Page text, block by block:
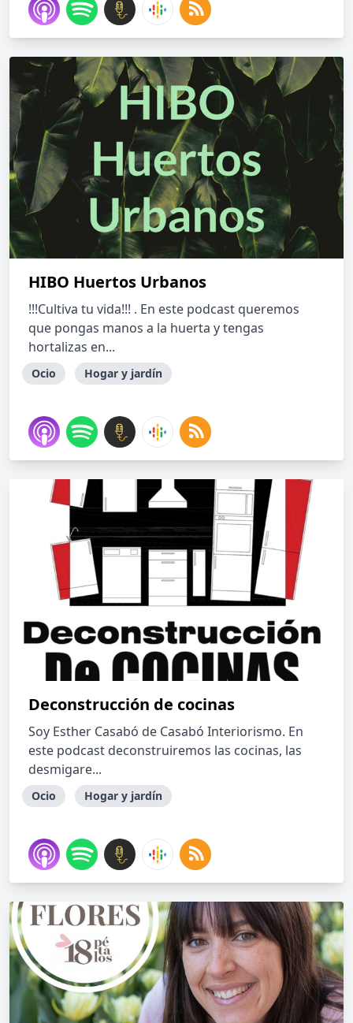
HIBO Huertos Urbanos
!!!Cultiva tu vida!!! . En este podcast queremos
que pongas manos a la huerta y tengas
hortalizas en...
Ocio Hogar y jardín
Deconstrucción de cocinas
Soy Esther Casabó de Casabó Interiorismo. En
este podcast deconstruiremos las cocinas, las
desmigare...
Ocio Hogar y jardín